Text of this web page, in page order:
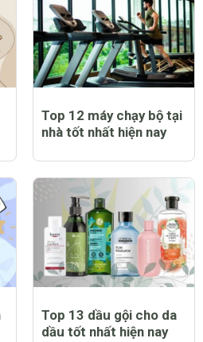
Top 12 máy chạy bộ tại
nhà tốt nhất hiện nay
Top 13 dầu gội cho da
dầu tốt nhất hiện nay